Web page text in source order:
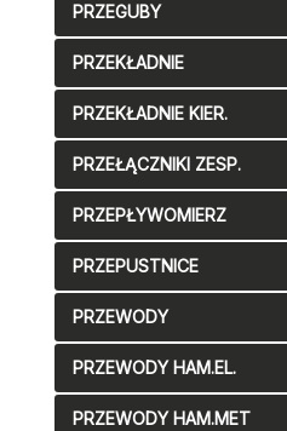
PRZEGUBY
PRZEKŁADNIE
PRZEKŁADNIE KIER.
PRZEŁĄCZNIKI ZESP.
PRZEPŁYWOMIERZ
PRZEPUSTNICE
PRZEWODY
PRZEWODY HAM.EL.
PRZEWODY HAM.MET